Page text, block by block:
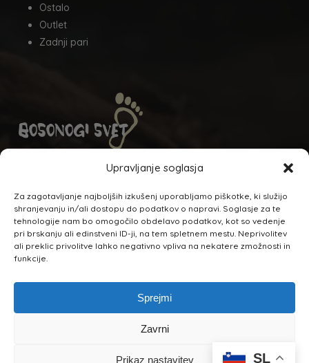
Upravljanje soglasja
Za zagotavljanje najboljših izkušenj uporabljamo piškotke, ki služijo
shranjevanju in/ali dostopu do podatkov o napravi. Soglasje za te
tehnologije nam bo omogočilo obdelavo podatkov, kot so vedenje
pri brskanju ali edinstveni ID-ji, na tem spletnem mestu. Neprivolitev
ali preklic privolitve lahko negativno vpliva na nekatere zmožnosti in
funkcije.
Sprejmi
Zavrni
Prikaz nastavitev
Ostalo
Outlet
Zadnji pari
Odkrijte nov svet z bosonogo obutvijo.
NAHAJAMO SE:
Ulica mladinskih del. brigad 2A,
Leskovec pri Krškem
SL